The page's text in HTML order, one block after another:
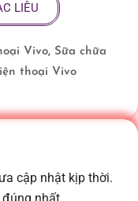
LIÊU
Vivo, Sữa chữa
thoại Vivo
cập nhật kịp thời.